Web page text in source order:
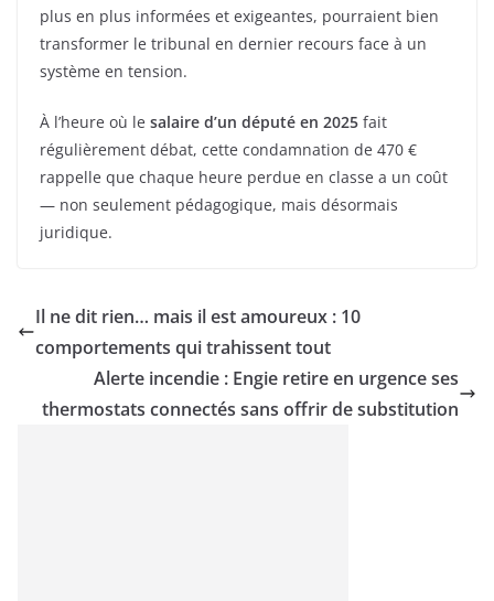
plus en plus informées et exigeantes, pourraient bien
transformer le tribunal en dernier recours face à un
système en tension.
À l’heure où le salaire d’un député en 2025 fait
régulièrement débat, cette condamnation de 470 €
rappelle que chaque heure perdue en classe a un coût
— non seulement pédagogique, mais désormais
juridique.
Il ne dit rien… mais il est amoureux : 10
comportements qui trahissent tout
Alerte incendie : Engie retire en urgence ses
thermostats connectés sans offrir de substitution